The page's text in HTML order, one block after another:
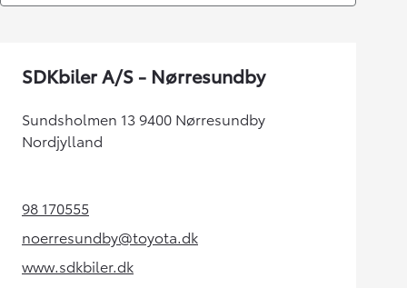
SDKbiler A/S - Nørresundby
Sundsholmen 13 9400 Nørresundby
Nordjylland
98 170555(Opens in new tab)
noerresundby@toyota.dk
(Opens in new tab)
www.sdkbiler.dk(Opens in new tab)